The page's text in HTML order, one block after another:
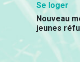
Se loger
Nouveau
jeunes